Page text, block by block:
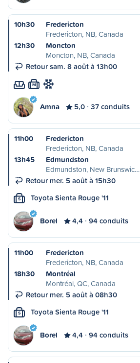
10h30
Fredericton
Fredericton, NB, Canada
12h30
Moncton
Moncton, NB, Canada
Retour sam. 8 août à 13h00
M
Amna 5,0 37 conduits
11h00
Fredericton
Fredericton, NB, Canada
13h45
Edmundston
Edmundston, New Brunswic…
Retour mer. 5 août à 15h30
S Toyota Sienta Rouge '11
Borel 4,4 94 conduits
11h00
Fredericton
Fredericton, NB, Canada
18h30
Montréal
Montréal, QC, Canada
Retour mer. 5 août à 08h30
S Toyota Sienta Rouge '11
Borel 4,4 94 conduits